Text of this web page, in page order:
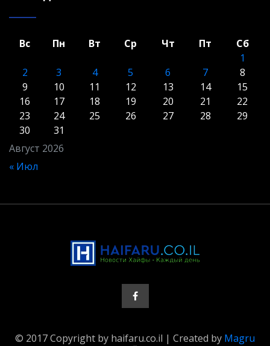
Август 2026
Вс Пн Вт Ср Чт Пт
Сб
1
2
3 4 5 6 7
8
9
10 11 12 13 14
15
16
17 18 19 20 21
22
23
24 25 26 27 28
29
30
31
« Июл
© 2017 Copyright by haifaru.co.il | Created by Magru